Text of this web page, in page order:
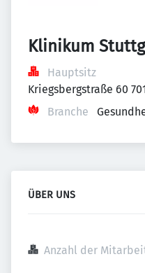
Klinikum
Hauptsitz
Kriegsbergstraße 60
Branche
ÜBER UNS
Anzahl der